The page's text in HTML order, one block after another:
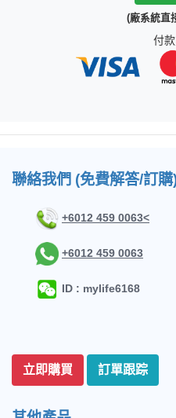
(廠系統直
付
聯絡我們 (免費解答/訂購
+6012 459 0063<
+6012 459 0063
ID : mylife6168
立即購買 訂單跟踪